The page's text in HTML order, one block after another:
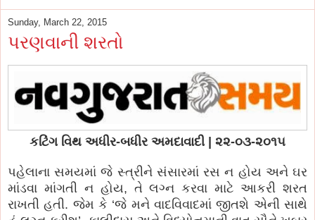
Sunday, March 22, 2015
પરણવાની શરતો
કટિંગ વિથ અધીર-બધીર અમદાવાદી | ૨૨-૦૩-૨૦૧૫
પહેલાના સમયમાં જે સ્ત્રીને સંસારમાં રસ ન હોય અને ઘર
માંડવા માંગતી ન હોય, તે લગ્ન કરવા માટે આકરી શરત
રાખતી હતી. જેમ કે ‘જે મને વાદવિવાદમાં જીતશે એની સાથે